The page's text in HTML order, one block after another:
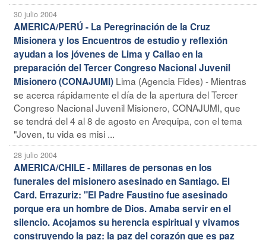
30 julio 2004
AMERICA/PERÚ - La Peregrinación de la Cruz
Misionera y los Encuentros de estudio y reflexión
ayudan a los jóvenes de Lima y Callao en la
preparación del Tercer Congreso Nacional Juvenil
Misionero (CONAJUMI) Lima (Agencia Fides) - Mientras
se acerca rápidamente el día de la apertura del Tercer
Congreso Nacional Juvenil Misionero, CONAJUMI, que
se tendrá del 4 al 8 de agosto en Arequipa, con el tema
"Joven, tu vida es misi ...
28 julio 2004
AMERICA/CHILE - Millares de personas en los
funerales del misionero asesinado en Santiago. El
Card. Errazuriz: "El Padre Faustino fue asesinado
porque era un hombre de Dios. Amaba servir en el
silencio. Acojamos su herencia espiritual y vivamos
construyendo la paz: la paz del corazón que es paz